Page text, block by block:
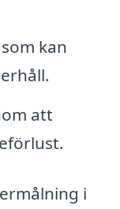
kan
att
i